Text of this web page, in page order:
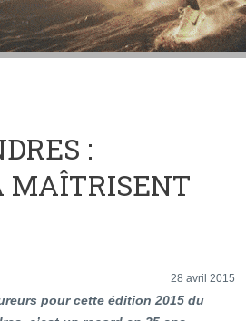
:
MAÎTRISENT
28 avril 2015
pour cette édition 2015 du